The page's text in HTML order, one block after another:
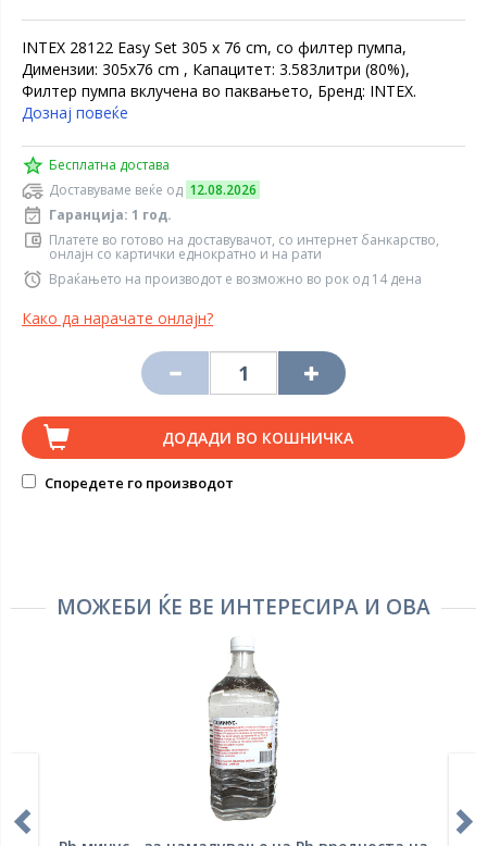
INTEX 28122 Еasy Set 305 x 76 cm, со филтер пумпа,
Димензии: 305x76 cm , Капацитет: 3.583литри (80%),
Филтер пумпа вклучена во паквањето, Бренд: INTEX.
Дознај повеќе
Бесплатна достава
Доставуваме веќе од 12.08.2026
Гаранција: 1 год.
Платете во готово на доставувачот, со интернет банкарство,
онлајн со картички еднократно и на рати
Враќањето на производот е возможно во рок од 14 дена
Како да нарачате онлајн?
ДОДАДИ ВО КОШНИЧКА
Споредете го производот
МОЖЕБИ ЌЕ ВЕ ИНТЕРЕСИРА И ОВА